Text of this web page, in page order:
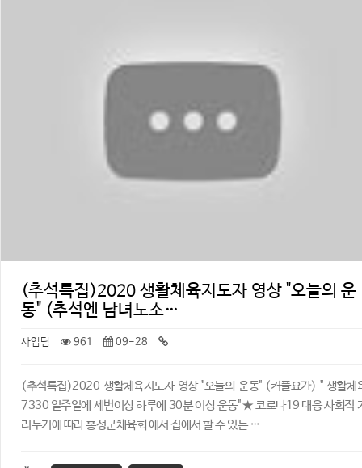
(추석특집)2020 생활체육지도자 영상 "오늘의 운
동" (추석엔 남녀노소…
사업팀 961 09-28
(추석특집)2020 생활체육지도자 영상 "오늘의 운동" (커플요가) ​" 생활체
7330 일주일에 세번이상 하루에 30분 이상 운동" ★ 코로나19 대응 사회적
리두기에 따라 홍성군체육회 에서 집에서 할 수 있는 …